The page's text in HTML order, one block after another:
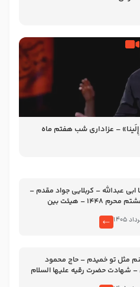
– عزاداری شب هفتم ماه
ابی عبدالله – کربلایی جواد مقدم –
شب هشتم محرم 1448 – هیئت بین
مثل تو خمیدم – حاج محمود
– شهادت حضرت رقیه علیها السلام